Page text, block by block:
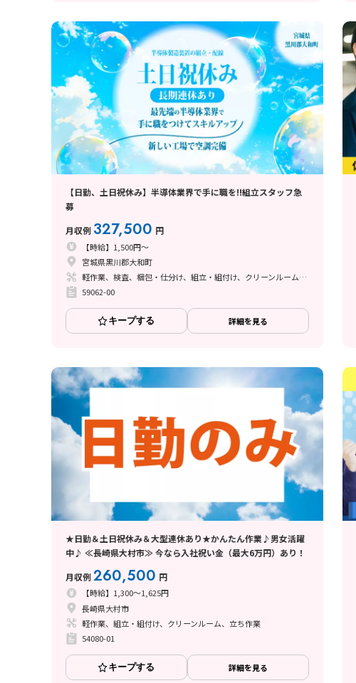
【日勤、土日祝休み】半導体業界で手に職を!!組立スタッフ急
募
月収例 327,500 円
【時給】1,500円～
宮城県黒川郡大和町
軽作業、検査、梱包・仕分け、組立・組付け、クリーンルーム、立ち作業
59062-00
キープする 詳細を見る
★日勤＆土日祝休み＆大型連休あり★かんたん作業♪男女活躍
中♪ ≪長崎県大村市≫ 今なら入社祝い金（最大6万円）あり！
月収例260,500 円
【時給】1,300～1,625円
長崎県大村市
軽作業、組立・組付け、クリーンルーム、立ち作業
54080-01
キープする 詳細を見る